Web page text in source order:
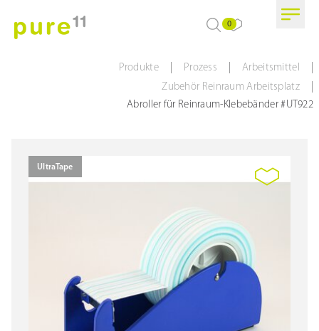
0
Produkte Prozess Arbeitsmittel
Zubehör Reinraum Arbeitsplatz
Abroller für Reinraum-Klebebänder #UT922
UltraTape